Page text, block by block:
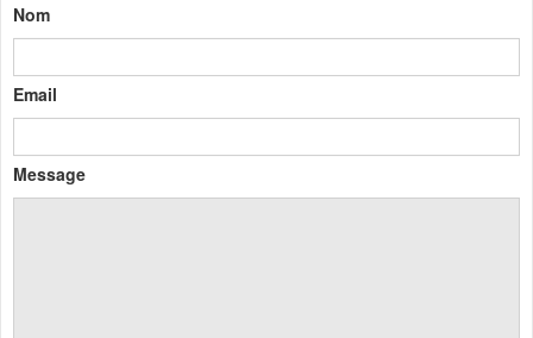
Nom
Email
Message